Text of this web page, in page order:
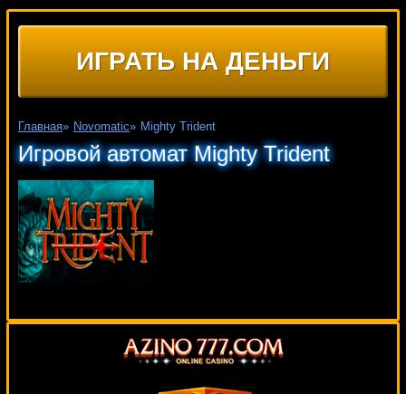
ИГРАТЬ НА ДЕНЬГИ
Главная» Novomatic» Mighty Trident
Игровой автомат Mighty Trident